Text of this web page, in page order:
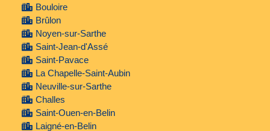
Bouloire
Brûlon
Noyen-sur-Sarthe
Saint-Jean-d'Assé
Saint-Pavace
La Chapelle-Saint-Aubin
Neuville-sur-Sarthe
Challes
Saint-Ouen-en-Belin
Laigné-en-Belin